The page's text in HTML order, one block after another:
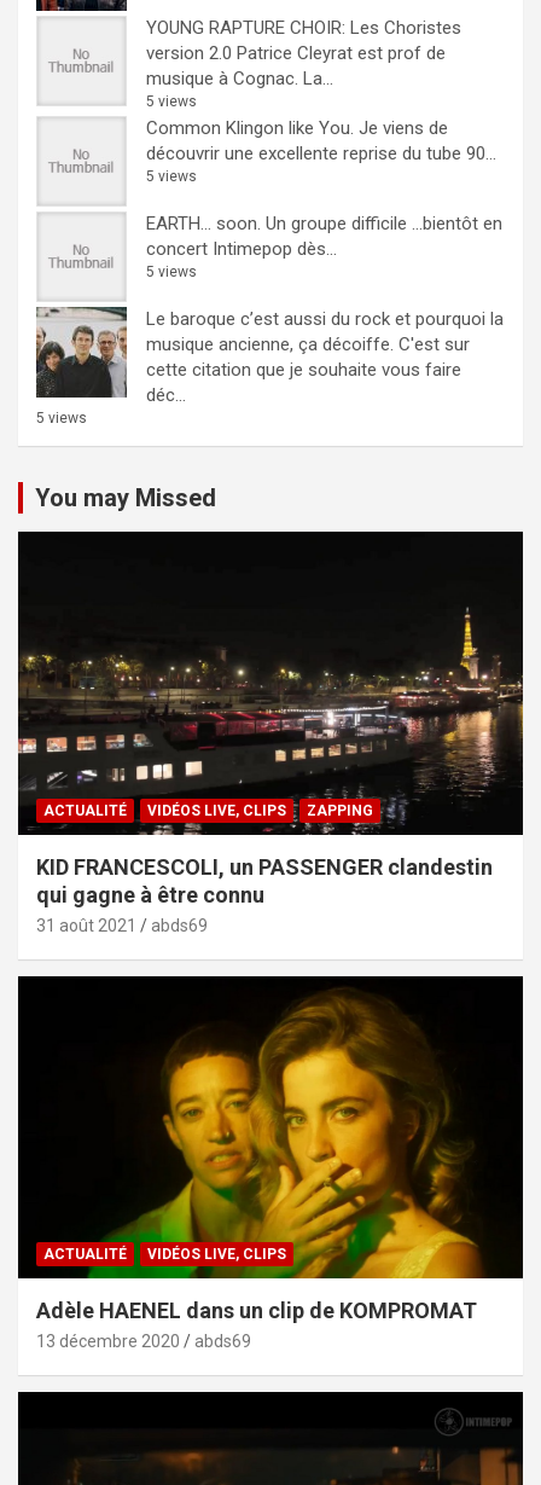
YOUNG RAPTURE CHOIR: Les Choristes
version 2.0 Patrice Cleyrat est prof de
musique à Cognac. La...
5 views
Common Klingon like You. Je viens de
découvrir une excellente reprise du tube 90...
5 views
EARTH… soon. Un groupe difficile ...bientôt en
concert Intimepop dès...
5 views
Le baroque c’est aussi du rock et pourquoi la
musique ancienne, ça décoiffe. C'est sur
cette citation que je souhaite vous faire
déc...
5 views
You may Missed
ACTUALITÉ VIDÉOS LIVE, CLIPS ZAPPING
KID FRANCESCOLI, un PASSENGER clandestin
qui gagne à être connu
31 août 2021 abds69
ACTUALITÉ VIDÉOS LIVE, CLIPS
Adèle HAENEL dans un clip de KOMPROMAT
13 décembre 2020 abds69